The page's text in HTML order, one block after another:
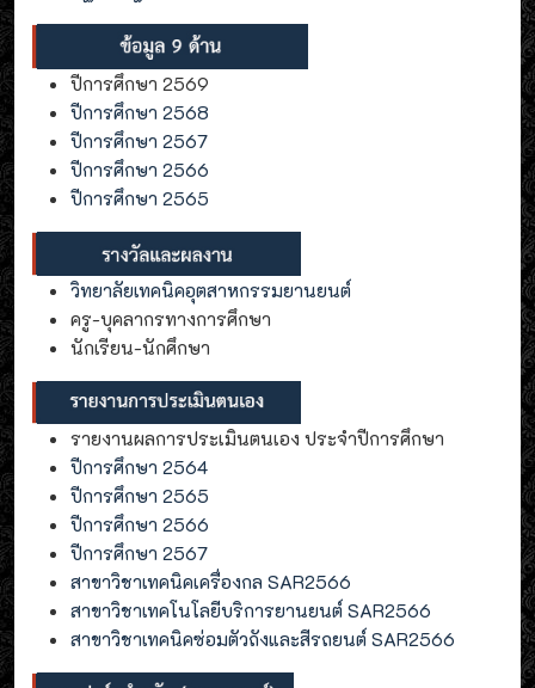
ปีการศึกษา 2569
ปีการศึกษา 2568
ปีการศึกษา 2567
ปีการศึกษา 2566
ปีการศึกษา 2565
วิทยาลัยเทคนิคอุตสาหกรรมยานยนต์
ครู-บุคลากรทางการศึกษา
นักเรียน-นักศึกษา
รายงานผลการประเมินตนเอง ประจำปีการศึกษา
ปีการศึกษา 2564
ปีการศึกษา 2565
ปีการศึกษา 2566
ปีการศึกษา 2567
สาขาวิชาเทคนิคเครื่องกล SAR2566
สาขาวิชาเทคโนโลยีบริการยานยนต์ SAR2566
สาขาวิชาเทคนิคซ่อมตัวถังและสีรถยนต์ SAR2566